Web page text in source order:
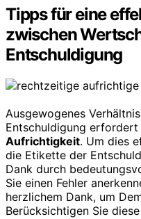
Tipps für eine
zwischen
Entschuldigung
Ausgewogenes
Entschuldigung erfordert
Aufrichtigkeit. Um dies
die Etikette der
Dank durch
Sie einen Fehler
herzlichem Dank, um
Berücksichtigen Sie